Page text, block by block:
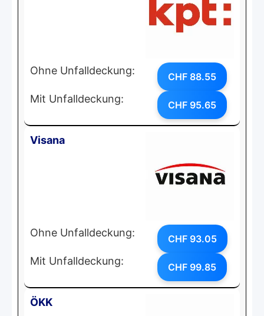
Ohne Unfalldeckung: CHF 88.55
Mit Unfalldeckung: CHF 95.65
Visana
Ohne Unfalldeckung: CHF 93.05
Mit Unfalldeckung: CHF 99.85
ÖKK